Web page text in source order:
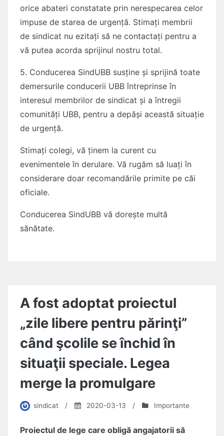
orice abateri constatate prin nerespecarea celor
impuse de starea de urgență. Stimați membrii
de sindicat nu ezitați să ne contactați pentru a
vă putea acorda sprijinul nostru total.
5. Conducerea SindUBB susține și sprijină toate
demersurile conducerii UBB întreprinse în
interesul membrilor de sindicat și a întregii
comunități UBB, pentru a depăși această situație
de urgență.
Stimați colegi, vă ținem la curent cu
evenimentele în derulare. Vă rugăm să luați în
considerare doar recomandările primite pe căi
oficiale.
Conducerea SindUBB vă dorește multă
sănătate.
A fost adoptat proiectul
„zile libere pentru părinţi”
când şcolile se închid în
situaţii speciale. Legea
merge la promulgare
sindicat / 2020-03-13 / Importante
Proiectul de lege care obligă angajatorii să